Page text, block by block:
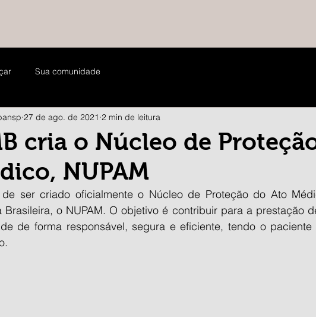
Sua comunidade
cria o Núcleo de
NUPAM
27 de ago. de 2021 2 min de leitura
ser criado oficialmente o Núcleo de Proteção do Ato
Brasileira, o NUPAM. O objetivo é contribuir para a prestação
de forma responsável, segura e eficiente, tendo o